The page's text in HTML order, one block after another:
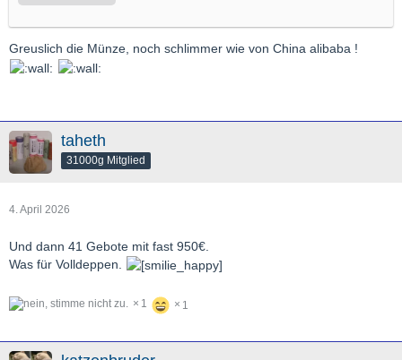
Greuslich die Münze, noch schlimmer wie von China alibaba !
taheth
31000g Mitglied
4. April 2026
Und dann 41 Gebote mit fast 950€.
Was für Volldeppen.
1 1